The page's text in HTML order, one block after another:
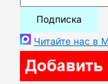
Читайте нас в